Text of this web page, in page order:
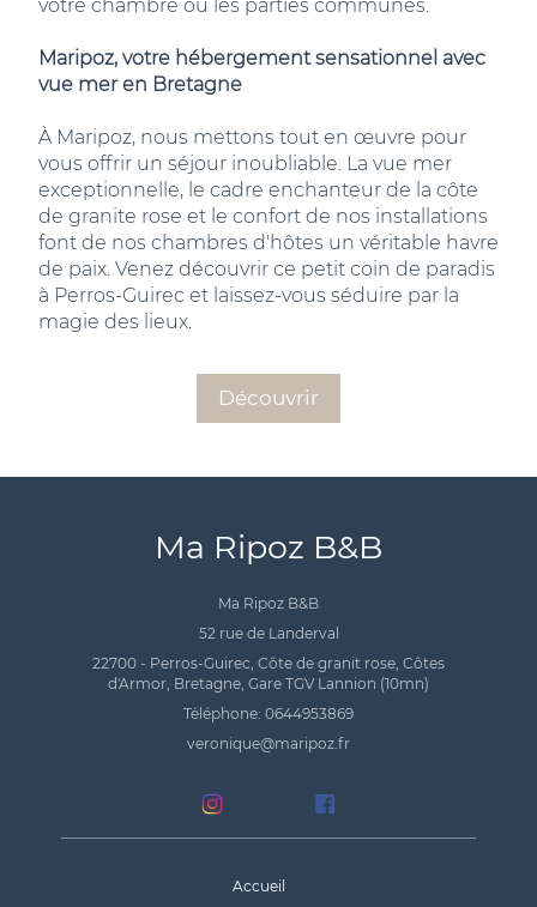
votre chambre ou les parties communes.
Maripoz, votre hébergement sensationnel avec
vue mer en Bretagne
À Maripoz, nous mettons tout en œuvre pour
vous offrir un séjour inoubliable. La vue mer
exceptionnelle, le cadre enchanteur de la côte
de granite rose et le confort de nos installations
font de nos chambres d'hôtes un véritable havre
de paix. Venez découvrir ce petit coin de paradis
à Perros-Guirec et laissez-vous séduire par la
magie des lieux.
Découvrir
Ma Ripoz B&B
Ma Ripoz B&B
52 rue de Landerval
22700 - Perros-Guirec, Côte de granit rose, Côtes
d'Armor, Bretagne, Gare TGV Lannion (10mn)
Téléphone: 0644953869
veronique@maripoz.fr
Accueil